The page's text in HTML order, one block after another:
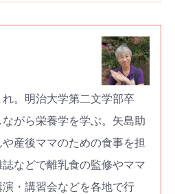
。明治大学第二文学部卒
がら栄養学を学ぶ。矢島助
産後ママのための食事を担
などで離乳食の監修やママ
・講習会などを各地で行